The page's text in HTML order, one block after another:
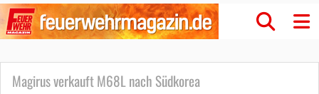
Magirus verkauft M68L nach Südkorea